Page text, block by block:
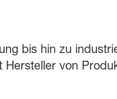
bis hin zu
von